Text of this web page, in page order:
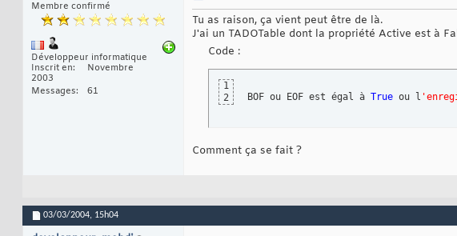
Membre confirmé
Développeur informatique
Inscrit en
Novembre
2003
Messages
61
Tu as raison, ça vient peut être de là.
J'ai un TADOTable dont la propriété Active est à
Code :
1
2
BOF ou EOF est égal à True ou l
Comment ça se fait ?
03/03/2004, 15h04